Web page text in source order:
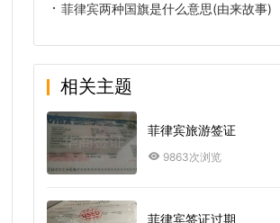
菲律宾两种国旗是什么意思(由来故事)
相关主题
菲律宾旅游签证
9863次浏览
菲律宾签证过期